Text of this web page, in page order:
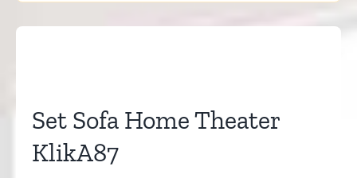
Set Sofa Home Theater
KlikA87